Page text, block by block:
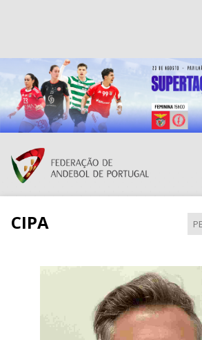
Resultados Andebol
Federação de Andebol de Portugal
Grátis - Disponivel na Play Store
CIPA